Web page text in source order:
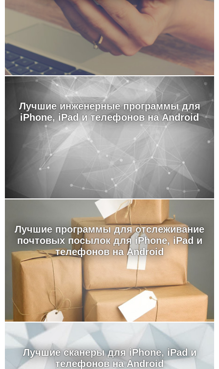
Лучшие инженерные программы для
iPhone, iPad и телефонов на Android
Лучшие программы для отслеживание
почтовых посылок для iPhone, iPad и
телефонов на Android
Лучшие сканеры для iPhone, iPad и
телефонов на Android